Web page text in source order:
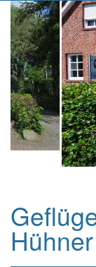
Hühner